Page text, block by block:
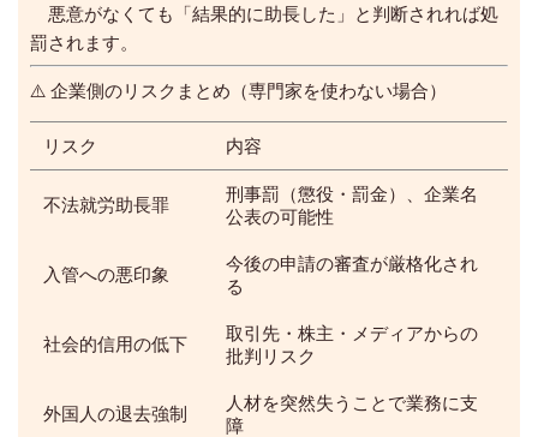
悪意がなくても「結果的に助長した」と判断されれば処
罰されます。
⚠️ 企業側のリスクまとめ（専門家を使わない場合）
リスク 内容
不法就労助長罪
刑事罰（懲役・罰金）、企業名
公表の可能性
入管への悪印象
今後の申請の審査が厳格化され
る
社会的信用の低下
取引先・株主・メディアからの
批判リスク
外国人の退去強制
人材を突然失うことで業務に支
障